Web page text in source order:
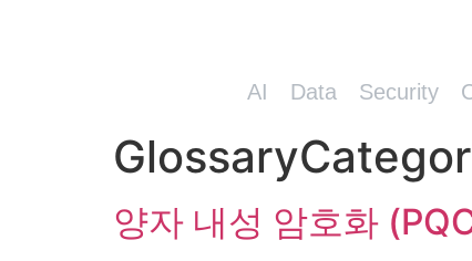
AI Data Security
양자 내성 암호화